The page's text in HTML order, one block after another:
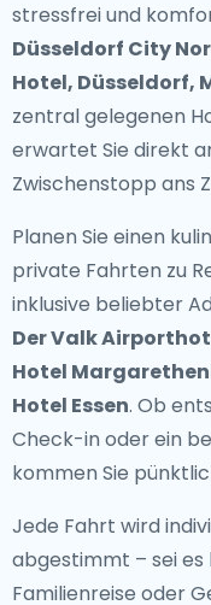
stressfrei und
Düsseldorf City
Hotel, Düsseldorf,
zentral gelegenen
erwartet Sie direkt
Zwischenstopp ans
Planen Sie einen
private Fahrten zu
inklusive beliebter
Der Valk
Hotel
Hotel Essen. Ob
Check-in oder ein
kommen Sie
Jede Fahrt wird
abgestimmt – sei
Familienreise oder